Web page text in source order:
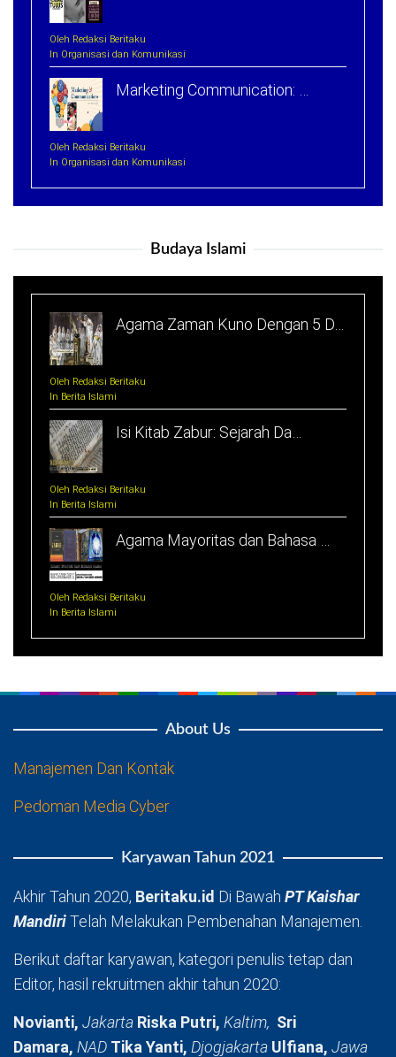
Oleh Redaksi Beritaku
In Organisasi dan Komunikasi
Marketing Communication: …
Oleh Redaksi Beritaku
In Organisasi dan Komunikasi
Budaya Islami
Agama Zaman Kuno Dengan 5 D…
Oleh Redaksi Beritaku
In Berita Islami
Isi Kitab Zabur: Sejarah Da…
Oleh Redaksi Beritaku
In Berita Islami
Agama Mayoritas dan Bahasa …
Oleh Redaksi Beritaku
In Berita Islami
About Us
Manajemen Dan Kontak
Pedoman Media Cyber
Karyawan Tahun 2021
Akhir Tahun 2020, Beritaku.id Di Bawah PT Kaishar
MandiriTelah Melakukan Pembenahan Manajemen.
Berikut daftar karyawan, kategori penulis tetap dan
Editor, hasil rekruitmen akhir tahun 2020:
Novianti, Jakarta Riska Putri, Kaltim, Sri
Damara, NAD Tika Yanti, Djogjakarta Ulfiana, Jawa